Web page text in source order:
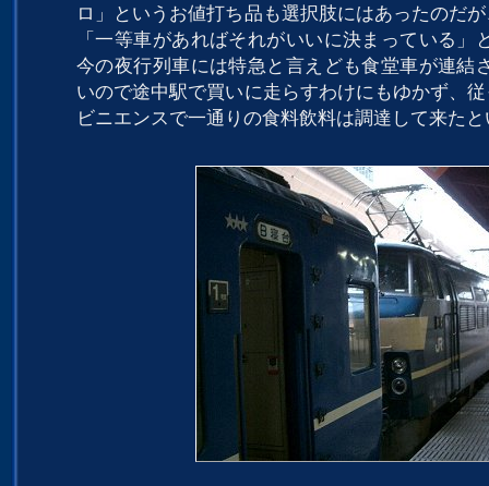
ロ」というお値打ち品も選択肢にはあったのだ
「一等車があればそれがいいに決まっている」
今の夜行列車には特急と言えども食堂車が連結
いので途中駅で買いに走らすわけにもゆかず、
ビニエンスで一通りの食料飲料は調達して来た